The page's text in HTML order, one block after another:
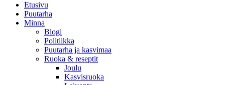
Etusivu
Puutarha
Minna
Blogi
Politiikka
Puutarha ja kasvimaa
Ruoka & reseptit
Joulu
Kasvisruoka